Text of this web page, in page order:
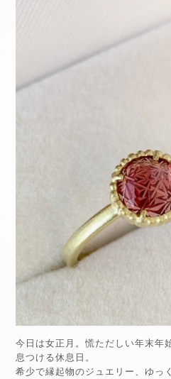
今日は女正月。慌ただしい年末年
息つける休息日。
希少で縁起物のジュエリー、ゆっ